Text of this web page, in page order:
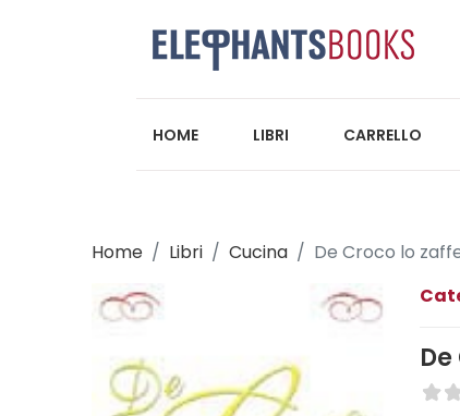
HOME LIBRI CARRELLO
Home Libri Cucina
De Croco lo